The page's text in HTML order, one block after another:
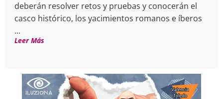
deberán resolver retos y pruebas y conocerán el
casco histórico, los yacimientos romanos e íberos
...
Leer Más